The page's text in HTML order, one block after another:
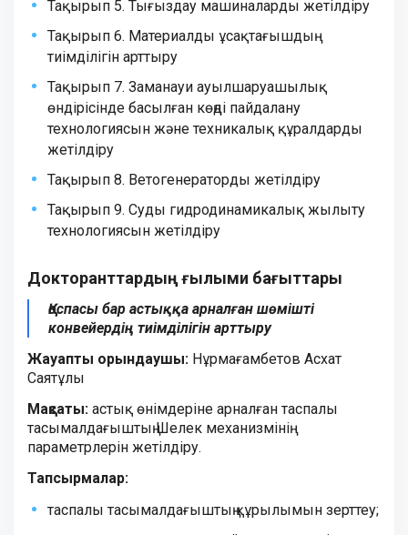
Тақырып 5. Тығыздау машиналарды жетілдіру
Тақырып 6. Материалды ұсақтағышдың
тиімділігін арттыру
Тақырып 7. Заманауи ауылшаруашылық
өндірісінде басылған көңді пайдалану
технологиясын және техникалық құралдарды
жетілдіру
Тақырып 8. Ветогенераторды жетілдіру
Тақырып 9. Суды гидродинамикалық жылыту
технологиясын жетілдіру
Докторанттардың ғылыми бағыттары
Қоспасы бар астыққа арналған шөмішті
конвейердің тиімділігін арттыру
Жауапты орындаушы: Нұрмағамбетов Асхат
Саятұлы
Мақсаты: астық өнімдеріне арналған таспалы
тасымалдағыштың Шелек механизмінің
параметрлерін жетілдіру.
Тапсырмалар:
таспалы тасымалдағыштың құрылымын зерттеу;